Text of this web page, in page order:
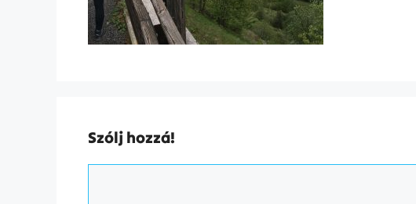
Szólj hozzá!